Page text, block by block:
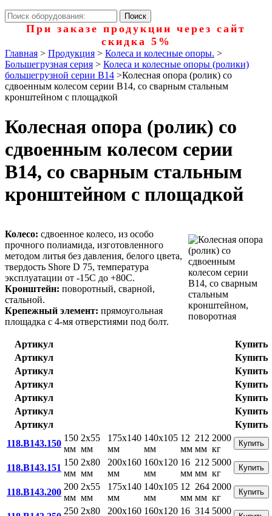
При заказе продукции через сайт
скидка 5%
Главная > Продукция > Колеса и колесные опоры. >
Большегрузная серия > Колеса и колесные опоры (ролики)
большегрузной серии В14 >Колесная опора (ролик) со
сдвоенным колесом серии В14, со сварным стальным
кронштейном с площадкой
Колесная опора (ролик) со
сдвоенным колесом серии
В14, со сварным стальным
кронштейном с площадкой
Колесо: сдвоенное колесо, из особо
прочного полиамида, изготовленного
методом литья без давления, белого цвета,
твердость Shore D 75, температура
эксплуатации от -15С до +80С.
Кронштейн: поворотный, сварной,
стальной.
Крепежный элемент: прямоугольная
площадка с 4-мя отверстиями под болт.
Артикул
Купить
Артикул
Купить
Артикул
Купить
Артикул
Купить
Артикул
Купить
Артикул
Купить
Артикул
Купить
118.B143.150
150
мм
2x55
мм
175x140
мм
140x105
мм
12
мм
212
мм
2000
кг
Купить
118.B143.151
150
мм
2x80
мм
200x160
мм
160x120
мм
16
мм
212
мм
5000
кг
Купить
118.B143.200
200
мм
2x55
мм
175x140
мм
140x105
мм
12
мм
264
мм
2000
кг
Купить
250 2x80 200x160 160x120 16 314 5000